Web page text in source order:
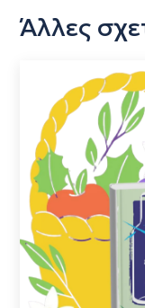
Άλλες